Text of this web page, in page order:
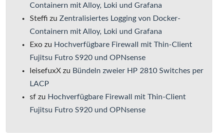
Containern mit Alloy, Loki und Grafana
Steffi zu Zentralisiertes Logging von Docker-
Containern mit Alloy, Loki und Grafana
Exo zu Hochverfügbare Firewall mit Thin-Client
Fujitsu Futro S920 und OPNsense
leisefuxX zu Bündeln zweier HP 2810 Switches per
LACP
sf zu Hochverfügbare Firewall mit Thin-Client
Fujitsu Futro S920 und OPNsense